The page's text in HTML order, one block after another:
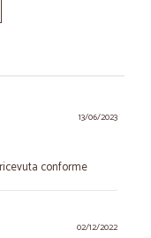
13/06/2023
conforme
02/12/2022